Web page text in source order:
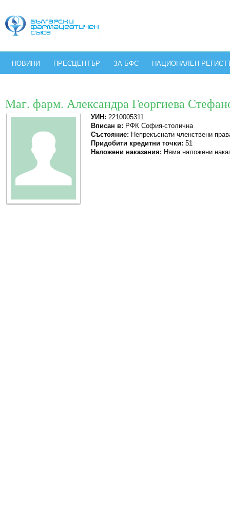
НОВИНИ ПРЕСЦЕНТЪР ЗА БФС НАЦИОНАЛЕН
Маг. фарм. Александра Георгиева
УИН: 2210005311
Вписан в: РФК София-столична
Състояние: Непрекъснати членствени
Придобити кредитни точки: 51
Наложени наказания: Няма наложени